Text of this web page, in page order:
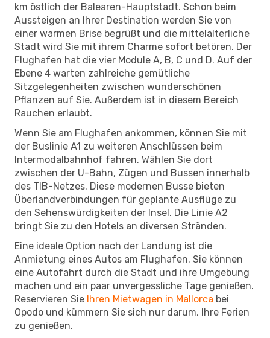
km östlich der Balearen-Hauptstadt. Schon beim
Aussteigen an Ihrer Destination werden Sie von
einer warmen Brise begrüßt und die mittelalterliche
Stadt wird Sie mit ihrem Charme sofort betören. Der
Flughafen hat die vier Module A, B, C und D. Auf der
Ebene 4 warten zahlreiche gemütliche
Sitzgelegenheiten zwischen wunderschönen
Pflanzen auf Sie. Außerdem ist in diesem Bereich
Rauchen erlaubt.
Wenn Sie am Flughafen ankommen, können Sie mit
der Buslinie A1 zu weiteren Anschlüssen beim
Intermodalbahnhof fahren. Wählen Sie dort
zwischen der U-Bahn, Zügen und Bussen innerhalb
des TIB-Netzes. Diese modernen Busse bieten
Überlandverbindungen für geplante Ausflüge zu
den Sehenswürdigkeiten der Insel. Die Linie A2
bringt Sie zu den Hotels an diversen Stränden.
Eine ideale Option nach der Landung ist die
Anmietung eines Autos am Flughafen. Sie können
eine Autofahrt durch die Stadt und ihre Umgebung
machen und ein paar unvergessliche Tage genießen.
Reservieren Sie Ihren Mietwagen in Mallorca bei
Opodo und kümmern Sie sich nur darum, Ihre Ferien
zu genießen.